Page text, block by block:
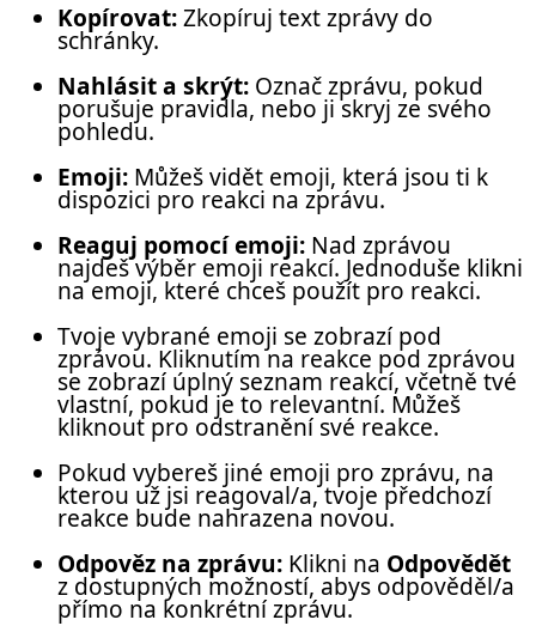
Kopírovat:Zkopíruj text zprávy do
schránky.
Nahlásit a skrýt: Označ zprávu, pokud
porušuje pravidla, nebo ji skryj ze svého
pohledu.
Emoji: Můžeš vidět emoji, která jsou ti k
dispozici pro reakci na zprávu.
Reaguj pomocí emoji: Nad zprávou
najdeš výběr emoji reakcí. Jednoduše klikni
na emoji, které chceš použít pro reakci.
Tvoje vybrané emoji se zobrazí pod
zprávou. Kliknutím na reakce pod zprávou
se zobrazí úplný seznam reakcí, včetně tvé
vlastní, pokud je to relevantní. Můžeš
kliknout pro odstranění své reakce.
Pokud vybereš jiné emoji pro zprávu, na
kterou už jsi reagoval/a, tvoje předchozí
reakce bude nahrazena novou.
Odpověz na zprávu: Klikni na Odpovědět
z dostupných možností, abys odpověděl/a
přímo na konkrétní zprávu.